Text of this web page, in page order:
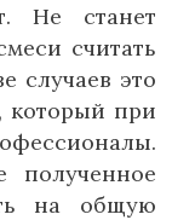
Не станет
считать
случаев это
который при
полученное
на общую